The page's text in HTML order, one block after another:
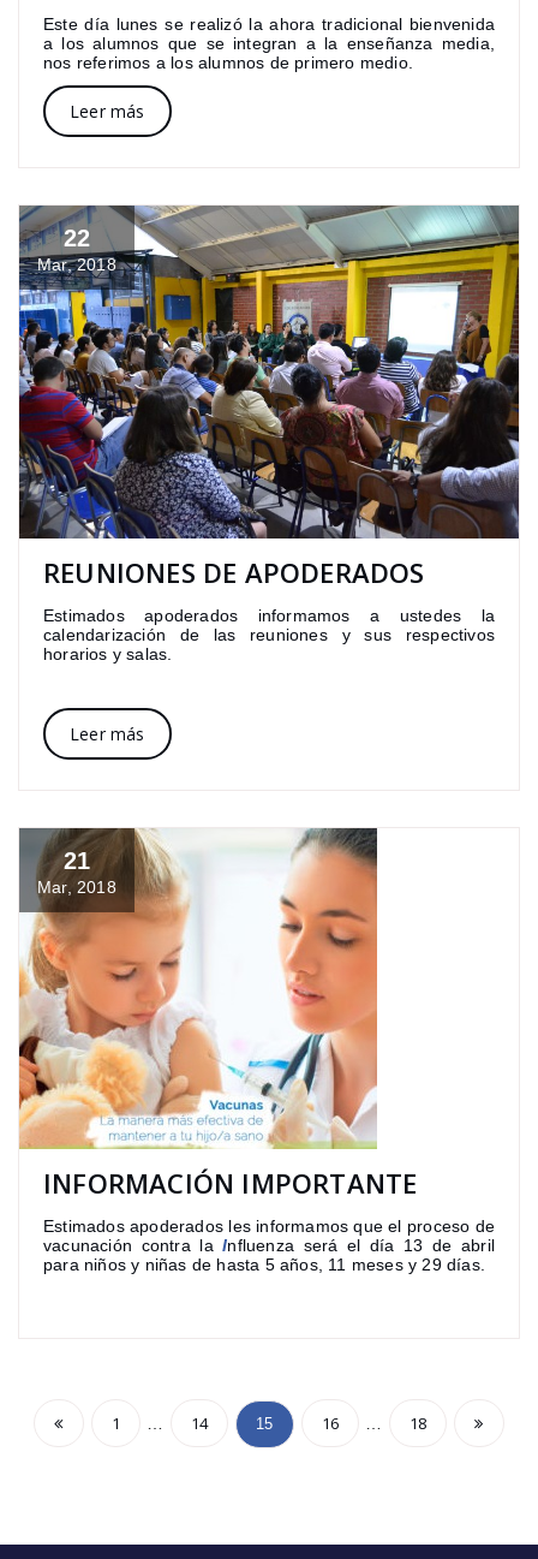
Este día lunes se realizó la ahora tradicional bienvenida
a los alumnos que se integran a la enseñanza media,
nos referimos a los alumnos de primero medio.
Leer más
22
Mar, 2018
REUNIONES DE APODERADOS
Estimados apoderados informamos a ustedes la
calendarización de las reuniones y sus respectivos
horarios y salas.
Leer más
21
Mar, 2018
INFORMACIÓN IMPORTANTE
Estimados apoderados les informamos que el proceso de
vacunación contra laInfluenza será el día 13 de abril
para niños y niñas de hasta 5 años, 11 meses y 29 días.
1 14 15 16 18